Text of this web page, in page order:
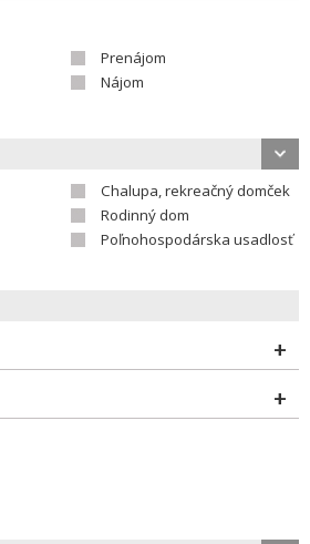
Prenájom
Nájom
Chalupa, rekreačný domček
Rodinný dom
Poľnohospodárska usadlosť